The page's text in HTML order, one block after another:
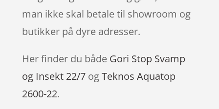
man ikke skal betale til showroom og
butikker på dyre adresser.
Her finder du både Gori Stop Svamp
og Insekt 22/7ogTeknos Aquatop
2600-22.